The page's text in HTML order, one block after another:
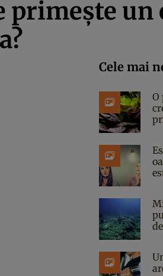
primeşte un
Cele mai
O